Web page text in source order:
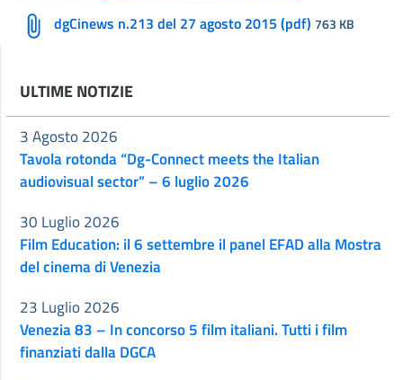
dgCinews n.213 del 27 agosto 2015 (pdf) 763 KB
ULTIME NOTIZIE
Tavola rotonda “Dg-Connect meets the Italian
audiovisual sector” – 6 luglio 2026
3 Agosto 2026
Film Education: il 6 settembre il panel EFAD alla Mostra
del cinema di Venezia
30 Luglio 2026
Venezia 83 – In concorso 5 film italiani. Tutti i film
finanziati dalla DGCA
23 Luglio 2026